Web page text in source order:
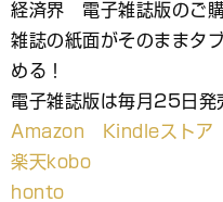
経済界 電子雑誌版のご購
雑誌の紙面がそのままタ
める！
電子雑誌版は毎月25日発
Amazon Kindleストア
楽天kobo
honto